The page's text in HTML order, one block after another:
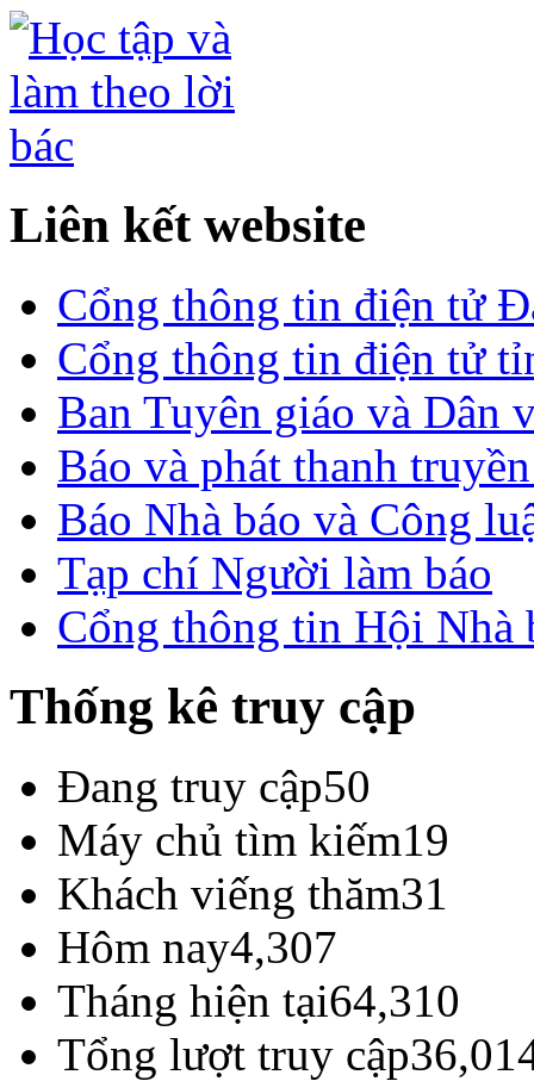
Liên kết website
Cổng thông tin điện tử
Cổng thông tin điện tử
Ban Tuyên giáo và Dân
Báo và phát thanh
Báo Nhà báo và Công
Tạp chí Người làm báo
Cổng thông tin Hội Nhà
Thống kê truy cập
Đang truy cập50
Máy chủ tìm kiếm19
Khách viếng thăm31
Hôm nay4,307
Tháng hiện tại64,310
Tổng lượt truy cập